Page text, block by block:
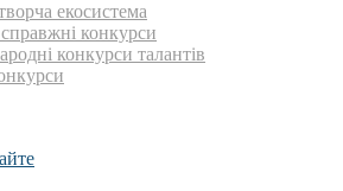
екосистема
конкурси
конкурси талантів